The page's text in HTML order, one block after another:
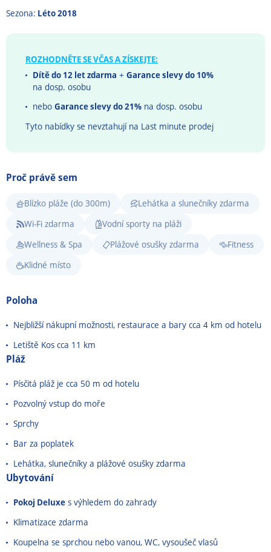
Sezona: Léto 2018
ROZHODNĚTE SE VČAS A ZÍSKEJTE:
Dítě do 12 let zdarma + Garance slevy do 10%
na dosp. osobu
nebo Garance slevy do 21% na dosp. osobu
Tyto nabídky se nevztahují na Last minute prodej
Proč právě sem
Blízko pláže (do 300m)
Lehátka a slunečníky zdarma
Wi-Fi zdarma
Vodní sporty na pláži
Wellness & Spa
Plážové osušky zdarma
Fitness
Klidné místo
Poloha
Nejbližší nákupní možnosti, restaurace a bary cca 4 km od hotelu
Letiště Kos cca 11 km
Pláž
Písčitá pláž je cca 50 m od hotelu
Pozvolný vstup do moře
Sprchy
Bar za poplatek
Lehátka, slunečníky a plážové osušky zdarma
Ubytování
Pokoj Deluxe s výhledem do zahrady
Klimatizace zdarma
Koupelna se sprchou nebo vanou, WC, vysoušeč vlasů